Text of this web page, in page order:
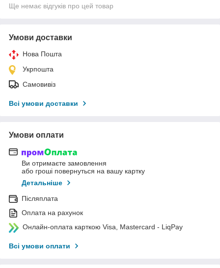
Ще немає відгуків про цей товар
Умови доставки
Нова Пошта
Укрпошта
Самовивіз
Всі умови доставки
Умови оплати
Ви отримаєте замовлення
або гроші повернуться на вашу картку
Детальніше
Післяплата
Оплата на рахунок
Онлайн-оплата карткою Visa, Mastercard - LiqPay
Всі умови оплати